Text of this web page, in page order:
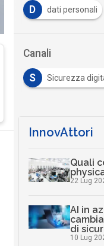
D digital360
Canali
S Sicurezza
InnovAttori
Quali
22 Lug
AI in
di
10 Lug